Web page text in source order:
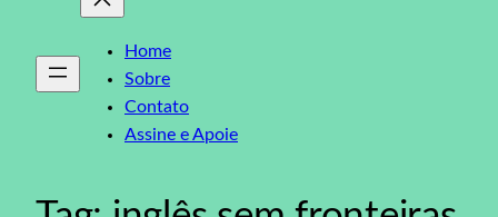
Home
Sobre
Contato
Assine e Apoie